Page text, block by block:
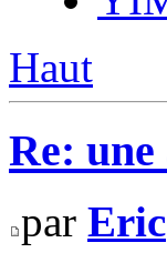
Haut
Re:
par Eric